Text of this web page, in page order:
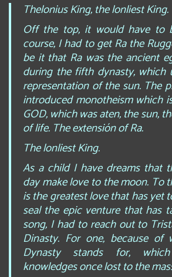
Thelonius King, the lonliest King.
Off the top, it would have to
course, I had to get Ra the
be it that Ra was the ancient
during the fifth dynasty, which
representation of the sun. The
introduced monotheism which
GOD, which was aten, the sun,
of life. The extensión of Ra.
The lonliest King.
As a child I have dreams that
day make love to the moon. To
is the greatest love that has yet
seal the epic venture that has
song, I had to reach out to
Dinasty. For one, because
Dynasty stands for,
knowledges once lost to the